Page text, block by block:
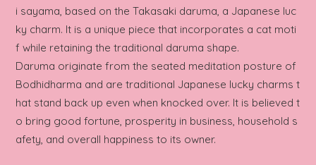
i sayama, based on the Takasaki daruma, a Japanese luc
ky charm. It is a unique piece that incorporates a cat moti
f while retaining the traditional daruma shape.
Daruma originate from the seated meditation posture of
Bodhidharma and are traditional Japanese lucky charms t
hat stand back up even when knocked over. It is believed t
o bring good fortune, prosperity in business, household s
afety, and overall happiness to its owner.